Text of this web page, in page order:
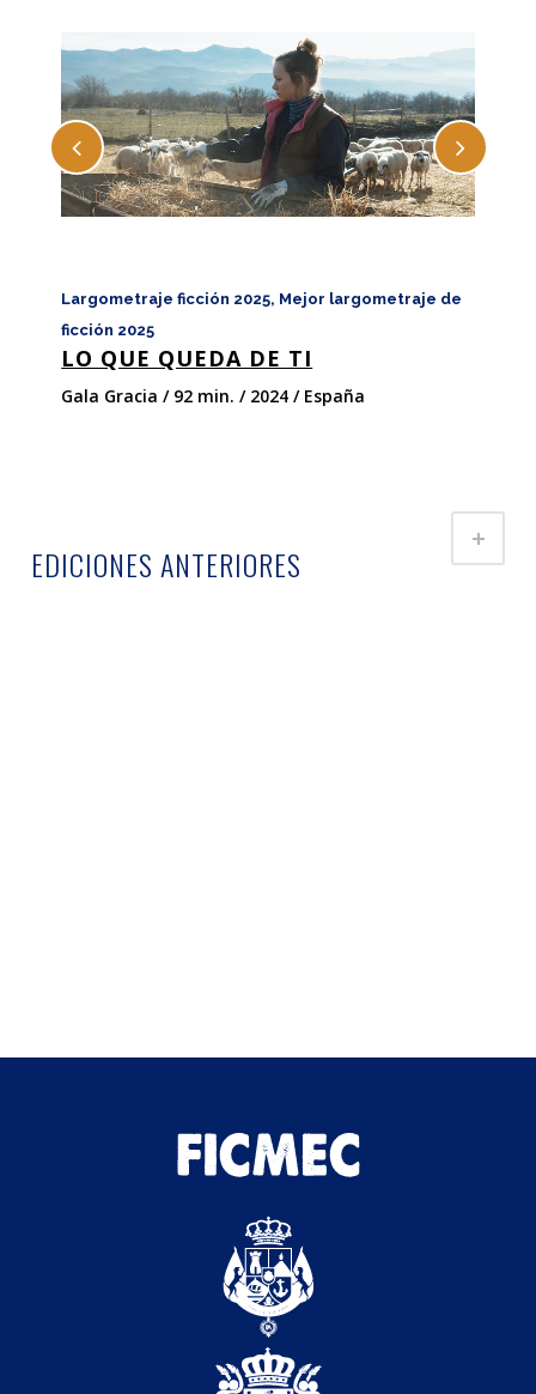
Largometraje ficción 2025, Mejor largometraje de
ficción 2025
LO QUE QUEDA DE TI
Gala Gracia / 92 min. / 2024 / España
EDICIONES ANTERIORES